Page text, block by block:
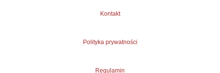
Kontakt
Polityka prywatności
Regulamin